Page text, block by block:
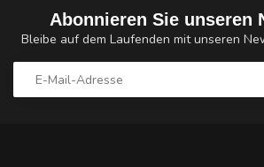
Abonnieren Sie unseren
Bleibe auf dem Laufenden mit unseren